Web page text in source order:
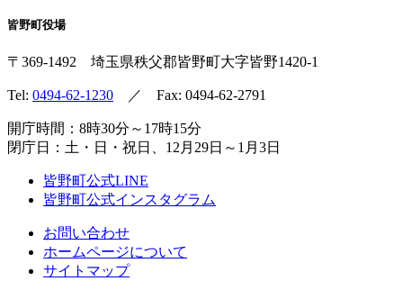
皆野町役場
〒369-1492 埼玉県秩父郡皆野町 大字皆野1420-1
Tel: 0494-62-1230 ／ Fax: 0494-62-2791
開庁時間：8時30分～17時15分
閉庁日：土・日・祝日、12月29日～1月3日
皆野町公式LINE
皆野町公式インスタグラム
お問い合わせ
ホームページについて
サイトマップ